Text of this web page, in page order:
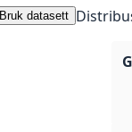
Bruk datasett